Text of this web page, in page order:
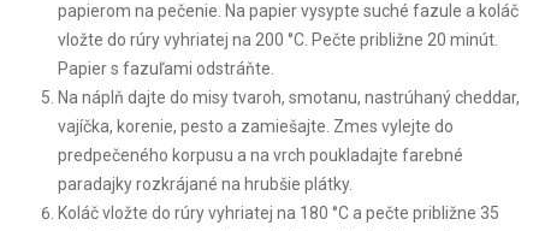
papierom na pečenie. Na papier vysypte suché fazule a koláč
vložte do rúry vyhriatej na 200 °C. Pečte približne 20 minút.
Papier s fazuľami odstráňte.
Na náplň dajte do misy tvaroh, smotanu, nastrúhaný cheddar,
vajíčka, korenie, pesto a zamiešajte. Zmes vylejte do
predpečeného korpusu a na vrch poukladajte farebné
paradajky rozkrájané na hrubšie plátky.
Koláč vložte do rúry vyhriatej na 180 °C a pečte približne 35